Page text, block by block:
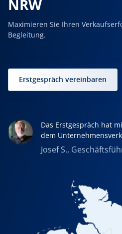
NRW
Maximieren Sie Ihren
Begleitung.
Erstgespräch vereinbaren
Das Erstgespräch hat
dem
Josef S.,